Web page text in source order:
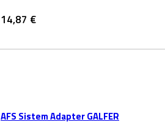
14,87 €
AFS Sistem Adapter GALFER